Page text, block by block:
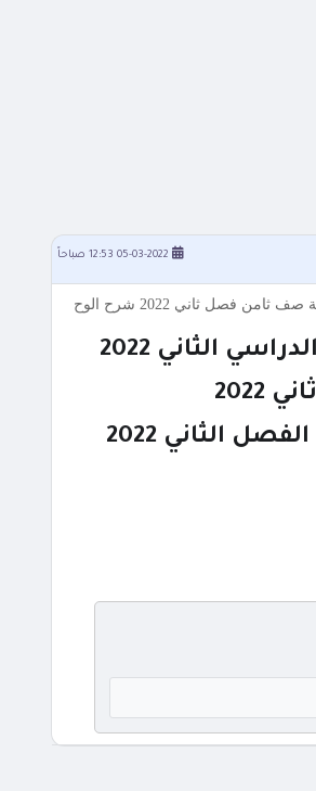
05-03-2022 12:53 صباحاً
الثاني 2022
الثاني 2022